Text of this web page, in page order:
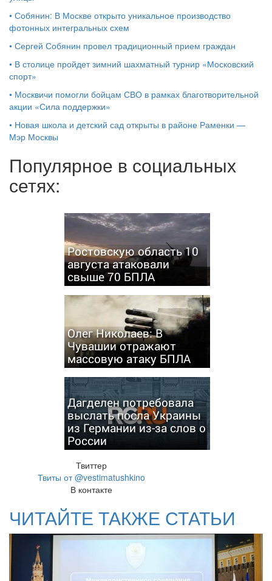
• Собянин: В Москве открыто уникальное производство
фотонных интегральных схем
• Сергей Собянин провел традиционный прием граждан
• В столице пройдет зимний шахматный турнир «Московский
спорт»
• Москвичи помогли бойцам СВО в рамках благотворительной
акции «Сила поддержки»
• Новая школа и детский сад открыты в районе Раменки —
Мэр Москвы
Популярное в социальных
сетях:
Ростовскую область 10
августа атаковали
свыше 70 БПЛА
Олег Николаев: В
Чувашии отражают
массовую атаку БПЛА
Дагделен потребовала
выслать посла Украины
из Германии из-за слов о
России
Твиттер
Твиты от @vestimatushkino
В контакте
ЧИТАЙТЕ ТАКЖЕ СТАТЬИ